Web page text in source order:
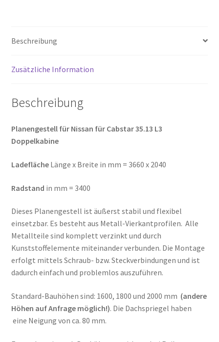
3400mm
Beschreibung
Zusätzliche Information
Beschreibung
Planengestell für Nissan für Cabstar 35.13 L3
Doppelkabine
LadeflächeLänge x Breite in mm = 3660 x 2040
Radstand in mm = 3400
Dieses Planengestell ist äußerst stabil und flexibel
einsetzbar. Es besteht aus Metall-Vierkantprofilen. Alle
Metallteile sind komplett verzinkt und durch
Kunststoffelemente miteinander verbunden. Die Montage
erfolgt mittels Schraub- bzw. Steckverbindungen und ist
dadurch einfach und problemlos auszuführen.
Standard-Bauhöhen sind: 1600, 1800 und 2000 mm (andere
Höhen auf Anfrage möglich!). Die Dachspriegel haben
eine Neigung von ca. 80 mm.